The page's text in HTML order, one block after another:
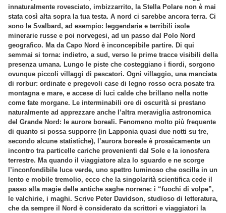
innaturalmente rovesciato, imbizzarrito, la Stella Polare non è mai
stata così alta sopra la tua testa. A nord ci sarebbe ancora terra. Ci
sono le Svalbard, ad esempio: leggendarie e terribili isole
minerarie russe e poi norvegesi, ad un passo dal Polo Nord
geografico. Ma da Capo Nord è inconcepibile partire. Di qui
semmai si torna: indietro, a sud, verso le prime tracce visibili della
presenza umana. Lungo le piste che costeggiano i fiordi, sorgono
ovunque piccoli villaggi di pescatori. Ogni villaggio, una manciata
di rorbur: ordinate e pregevoli case di legno rosso ocra posate tra
montagna e mare, e accese di luci calde che brillano nella notte
come fate morgane. Le interminabili ore di oscurità si prestano
naturalmente ad apprezzare anche l’altra meraviglia astronomica
del Grande Nord: le aurore boreali. Fenomeno molto più frequente
di quanto si possa supporre (in Lapponia quasi due notti su tre,
secondo alcune statistiche), l’aurora boreale è prosaicamente un
incontro tra particelle cariche provenienti dal Sole e la ionosfera
terrestre. Ma quando il viaggiatore alza lo sguardo e ne scorge
l’inconfondibile luce verde, uno spettro luminoso che oscilla in un
lento e mobile tremolio, ecco che la singolarità scientifica cede il
passo alla magie delle antiche saghe norrene: i “fuochi di volpe”,
le valchirie, i maghi. Scrive Peter Davidson, studioso di letteratura,
che da sempre il Nord è considerato da scrittori e viaggiatori la